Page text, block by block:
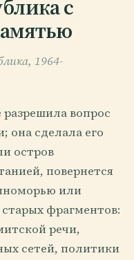
с
1964-
разрешила вопрос
она сделала его
остров
повернется
или
старых фрагментов:
речи,
сетей, политики